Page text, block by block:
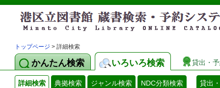
トップページ > 詳細検索
かんたん検索 いろいろ検索 貸出・
詳細検索 典拠検索 ジャンル検索 NDC分類検索 貸出